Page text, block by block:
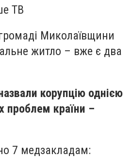
ТВ
Миколаївщини
житло – вже є два
корупцію однією
проблем країни –
7 медзакладам: